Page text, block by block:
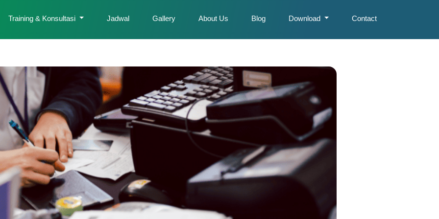
Training & Konsultasi Jadwal Gallery About Us Blog Download Contact